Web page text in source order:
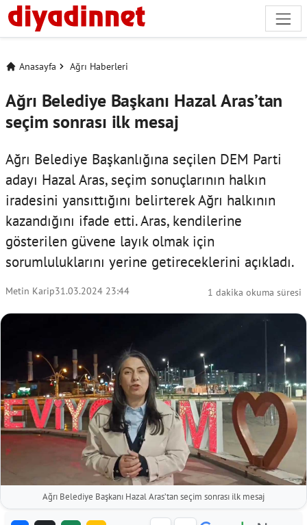
Anasayfa Ağrı Haberleri
Ağrı Belediye Başkanı Hazal Aras’tan
seçim sonrası ilk mesaj
Ağrı Belediye Başkanlığına seçilen DEM Parti
adayı Hazal Aras, seçim sonuçlarının halkın
iradesini yansıttığını belirterek Ağrı halkının
kazandığını ifade etti. Aras, kendilerine
gösterilen güvene layık olmak için
sorumluluklarını yerine getireceklerini açıkladı.
Metin Karip31.03.2024 23:44 1 dakika okuma süresi
Ağrı Belediye Başkanı Hazal Aras’tan seçim sonrası ilk mesaj